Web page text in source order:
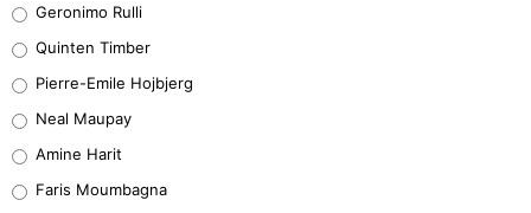
32%
5%
1%
Geronimo Rulli
Quinten Timber
Pierre-Emile Hojbjerg
Neal Maupay
Amine Harit
Faris Moumbagna